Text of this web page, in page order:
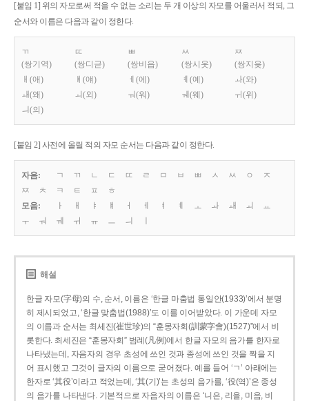
[붙임 1] 위의 자모로써 적을 수 없는 소리는 두 개 이상의 자모를 어울러서 적되, 그
순서와 이름은 다음과 같이 정한다.
ㄲ
(쌍기역)
ㄸ
(쌍디귿)
ㅃ
(쌍비읍)
ㅆ
(쌍시옷)
ㅉ
(쌍지읒)
ㅐ(애)
ㅒ(얘) ㅔ(에) ㅖ(예)
ㅘ(와)
ㅙ(왜)
ㅚ(외) ㅝ(워) ㅞ(웨)
ㅟ(위)
ㅢ(의)
[붙임 2] 사전에 올릴 적의 자모 순서는 다음과 같이 정한다.
자음: ㄱ ㄲ ㄴ ㄷ ㄸ ㄹ ㅁ ㅂ ㅃ ㅅ ㅆ ㅇ
ㅈ
ㅉ
ㅊ ㅋ ㅌ ㅍ
ㅎ
모음:
ㅏ ㅐ ㅑ ㅒ ㅓ ㅔ ㅕ ㅖ ㅗ ㅘ ㅙ ㅚ
ㅛ
ㅜ
ㅝ ㅞ ㅟ ㅠ ㅡ ㅢ
해설
한글 자모(字母)의 수, 순서, 이름은 ‘한글 마춤법 통일안(1933)’에서 분명
히 제시되었고, ‘한글 맞춤법(1988)’도 이를 이어받았다. 이 가운데 자모
의 이름과 순서는 최세진(崔世珍)의 “훈몽자회(訓蒙字會)(1527)”에서 비
롯한다. 최세진은 “훈몽자회” 범례(凡例)에서 한글 자모의 음가를 한자로
나타냈는데, 자음자의 경우 초성에 쓰인 것과 종성에 쓰인 것을 짝을 지
어 표시했고 그것이 글자의 이름으로 굳어졌다. 예를 들어 ‘ㄱ’ 아래에는
한자로 ‘其役’이라고 적었는데, ‘其(기)’는 초성의 음가를, ‘役(역)’은 종성
의 음가를 나타낸다. 기본적으로 자음자의 이름은 ‘니은, 리을, 미음, 비